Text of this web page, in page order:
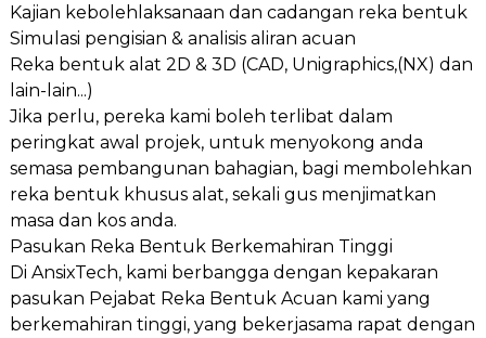
Kajian kebolehlaksanaan dan cadangan reka bentuk
Simulasi pengisian & analisis aliran acuan
Reka bentuk alat 2D & 3D (CAD, Unigraphics,(NX) dan
lain-lain...)
Jika perlu, pereka kami boleh terlibat dalam
peringkat awal projek, untuk menyokong anda
semasa pembangunan bahagian, bagi membolehkan
reka bentuk khusus alat, sekali gus menjimatkan
masa dan kos anda.
Pasukan Reka Bentuk Berkemahiran Tinggi
Di AnsixTech, kami berbangga dengan kepakaran
pasukan Pejabat Reka Bentuk Acuan kami yang
berkemahiran tinggi, yang bekerjasama rapat dengan